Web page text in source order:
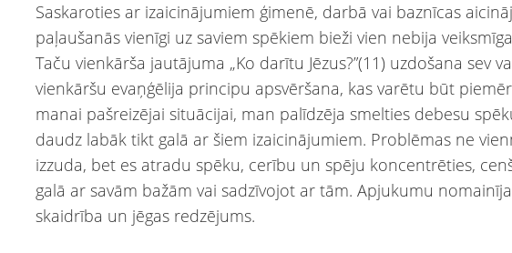
Saskaroties ar izaicinājumiem ģimenē, darbā vai baznīcas
paļaušanās vienīgi uz saviem spēkiem bieži vien nebija
Taču vienkārša jautājuma „Ko darītu Jēzus?”(11) uzdošana sev
vienkāršu evaņģēlija principu apsvēršana, kas varētu būt
manai pašreizējai situācijai, man palīdzēja smelties debesu
daudz labāk tikt galā ar šiem izaicinājumiem. Problēmas ne
izzuda, bet es atradu spēku, cerību un spēju koncentrēties,
galā ar savām bažām vai sadzīvojot ar tām. Apjukumu
skaidrība un jēgas redzējums.